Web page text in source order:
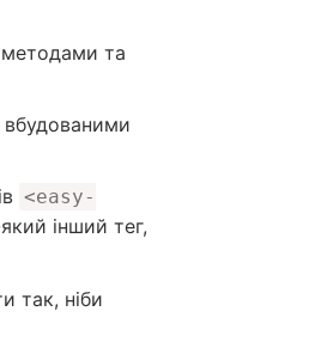
та
вбудованими
<easy-
інший тег,
так, ніби